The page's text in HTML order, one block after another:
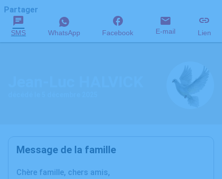
Partager
SMS WhatsApp Facebook E-mail Lien
Message de la famille
Chère famille, chers amis,